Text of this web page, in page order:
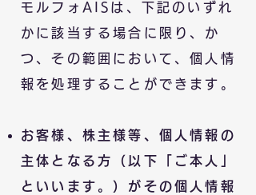
モルフォ ​AIS は、下記のいずれ
かに該当する場合に限り、か
つ、その範囲において、個人情
報を処理することができます。
お客様、株主様等、個人情報の
主体となる方（以下「ご本人」
といいます。）がその個人情報